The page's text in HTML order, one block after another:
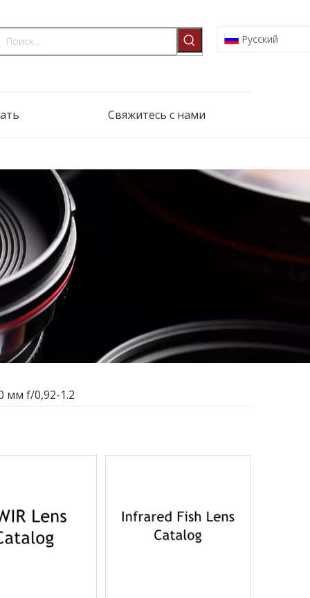
Pусский
Свяжитесь с нами
мм f/0,92-1.2